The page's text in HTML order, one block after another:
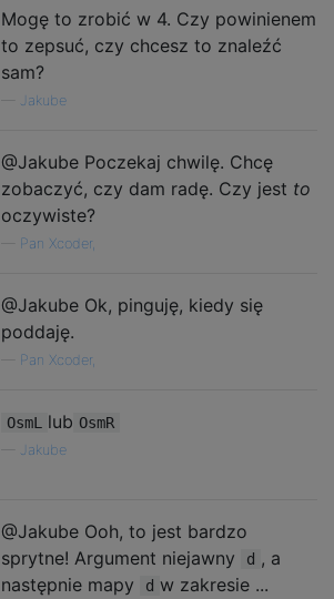
Mogę to zrobić w 4. Czy powinienem
to zepsuć, czy chcesz to znaleźć
sam?
Jakube
@Jakube Poczekaj chwilę. Chcę
zobaczyć, czy dam radę. Czy jest to
oczywiste?
Pan Xcoder,
@Jakube Ok, pinguję, kiedy się
poddaję.
Pan Xcoder,
OsmL lub OsmR
Jakube
@Jakube Ooh, to jest bardzo
sprytne! Argument niejawny
d , a
następnie mapy
d w zakresie ...